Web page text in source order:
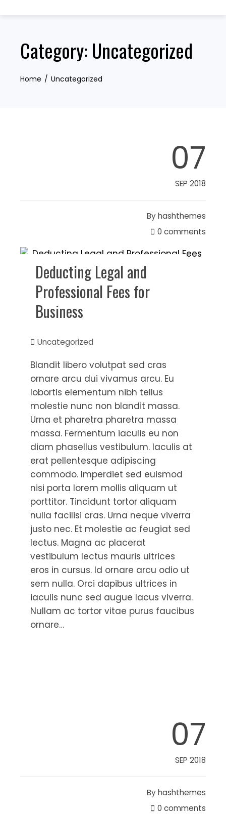
Category: Uncategorized
Home Uncategorized
07
SEP 2018
Byhashthemes
0 comments
Deducting Legal and
Professional Fees for
Business
Uncategorized
Blandit libero volutpat sed cras
ornare arcu dui vivamus arcu. Eu
lobortis elementum nibh tellus
molestie nunc non blandit massa.
Urna et pharetra pharetra massa
massa. Fermentum iaculis eu non
diam phasellus vestibulum. Iaculis at
erat pellentesque adipiscing
commodo. Imperdiet sed euismod
nisi porta lorem mollis aliquam ut
porttitor. Tincidunt tortor aliquam
nulla facilisi cras. Urna neque viverra
justo nec. Et molestie ac feugiat sed
lectus. Magna ac placerat
vestibulum lectus mauris ultrices
eros in cursus. Id ornare arcu odio ut
sem nulla. Orci dapibus ultrices in
iaculis nunc sed augue lacus viverra.
Nullam ac tortor vitae purus faucibus
ornare…
07
SEP 2018
Byhashthemes
0 comments